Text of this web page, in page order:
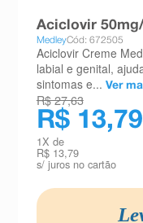
Aciclovir
MedleyCód: 672505
Aciclovir Creme
labial e genital,
sintomas e... Ver
R$ 27,63
R$ 13,79
1X de
R$ 13,79
s/ juros no cartão
teste gravidez
absorvente
ºshampoo